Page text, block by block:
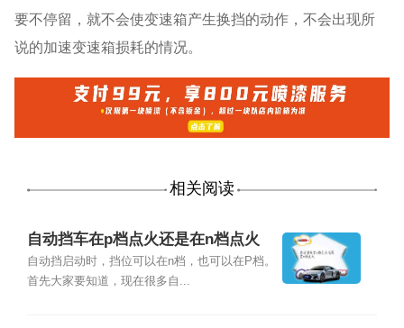
要不停留，就不会使变速箱产生换挡的动作，不会出现所
说的加速变速箱损耗的情况。
相关阅读
自动挡车在p档点火还是在n档点火
自动挡启动时，挡位可以在n档，也可以在P档。
首先大家要知道，现在很多自...